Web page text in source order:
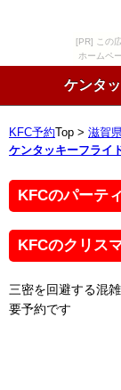
[PR] この
ホームペ
ケンタ
KFC予約 Top > 滋賀
ケンタッキーフライ
KFCのパーテ
KFCのクリス
三密を回避する混
要予約です